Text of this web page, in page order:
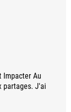
Impacter Au
partages. J'ai